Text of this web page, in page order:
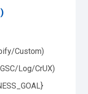
Custom)
Log/CrUX)